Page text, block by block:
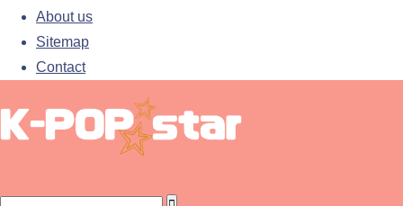
About us
Sitemap
Contact